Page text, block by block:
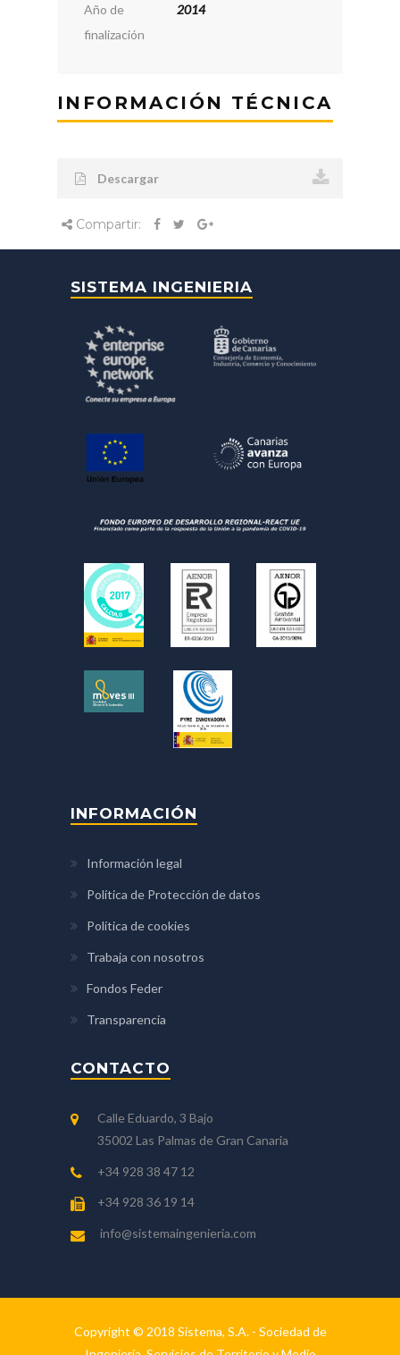
Año de
finalización
2014
INFORMACIÓN TÉCNICA
Descargar
Compartir:
SISTEMA INGENIERIA
INFORMACIÓN
Información legal
Política de Protección de datos
Política de cookies
Trabaja con nosotros
Fondos Feder
Transparencia
CONTACTO
Calle Eduardo, 3 Bajo
35002 Las Palmas de Gran Canaria
+34 928 38 47 12
+34 928 36 19 14
info@sistemaingenieria.com
Copyright © 2018 Sistema, S.A. - Sociedad de